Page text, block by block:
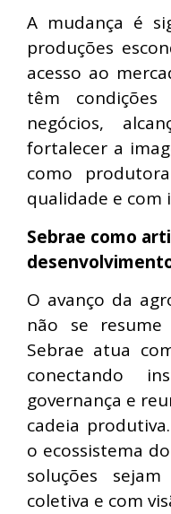
A mudança é
produções
acesso ao
têm
negócios,
fortalecer a
como
qualidade e com
Sebrae como
O avanço da
não se
Sebrae atua
conectando
governança e
cadeia
o ecossistema
soluções
coletiva e com